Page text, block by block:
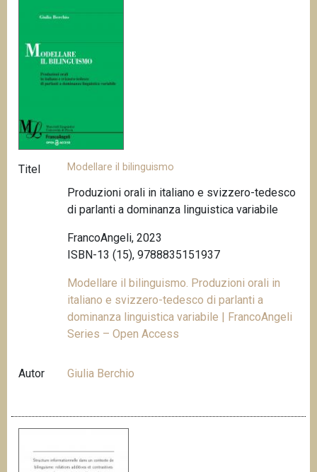
Titel Modellare il bilinguismo
Produzioni orali in italiano e svizzero-tedesco
di parlanti a dominanza linguistica variabile
FrancoAngeli, 2023
ISBN-13 (15), 9788835151937
Modellare il bilinguismo. Produzioni orali in
italiano e svizzero-tedesco di parlanti a
dominanza linguistica variabile | FrancoAngeli
Series – Open Access
Autor Giulia Berchio